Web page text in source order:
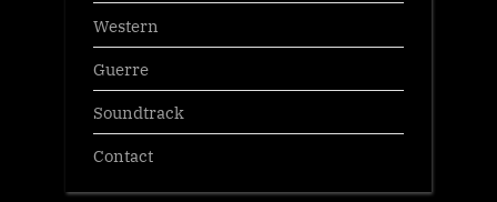
Western
Guerre
Soundtrack
Contact